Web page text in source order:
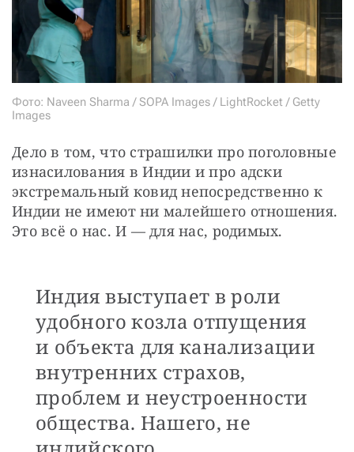
Фото: Naveen Sharma / SOPA Images / LightRocket / Getty
Images
Дело в том, что страшилки про поголовные
изнасилования в Индии и про адски
экстремальный ковид непосредственно к
Индии не имеют ни малейшего отношения.
Это всё о нас. И — для нас, родимых.
Индия выступает в роли
удобного козла отпущения
и объекта для канализации
внутренних страхов,
проблем и неустроенности
общества. Нашего, не